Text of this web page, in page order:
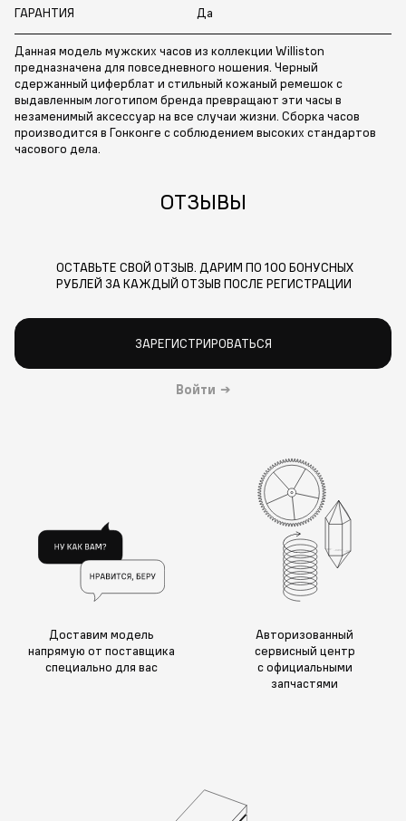
ГАРАНТИЯ Да
Данная модель мужских часов из коллекции Williston
предназначена для повседневного ношения. Черный
сдержанный циферблат и стильный кожаный ремешок с
выдавленным логотипом бренда превращают эти часы в
незаменимый аксессуар на все случаи жизни. Сборка часов
производится в Гонконге с соблюдением высоких стандартов
часового дела.
ОТЗЫВЫ
ОСТАВЬТЕ СВОЙ ОТЗЫВ. ДАРИМ ПО 100 БОНУСНЫХ
РУБЛЕЙ ЗА КАЖДЫЙ ОТЗЫВ ПОСЛЕ РЕГИСТРАЦИИ
ЗАРЕГИСТРИРОВАТЬСЯ
Войти →
Доставим модель
напрямую от поставщика
специально для вас
Авторизованный
сервисный центр
с официальными
запчастями